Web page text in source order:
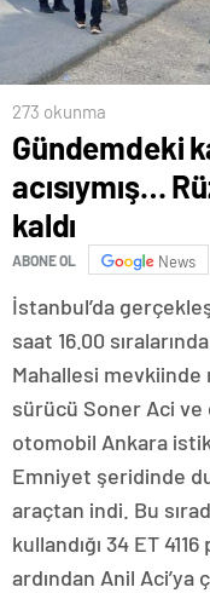
273 okunma
Gündemdeki
acısıymış…
kaldı
ABONE OL News
İstanbul’da
saat 16.00
Mahallesi
sürücü Soner Aci ve
otomobil Ankara
Emniyet şeridinde
araçtan indi. Bu
kullandığı 34 ET
ardından Anil Aci’ya